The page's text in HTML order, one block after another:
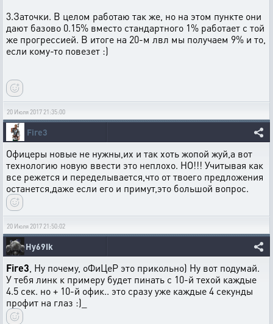
3.Заточки. В целом работаю так же, но на этом пункте они
дают базово 0.15% вместо стандартного 1% работает с той
же прогрессией. В итоге на 20-м лвл мы получаем 9% и то,
если кому-то повезет :)
20 Июля 2017 21:35:00
Fire3
Офицеры новые не нужны,их и так хоть жопой жуй,а вот
технологию новую ввести это неплохо. НО!!! Учитывая как
все режется и переделывается,что от твоего предложения
останется,даже если его и примут,это большой вопрос.
20 Июля 2017 21:50:02
Hy69Ik
Fire3 , Ну почему, оФиЦеР это прикольно) Ну вот подумай.
У тебя линк к примеру будет пинать с 10-й техой каждые
4.5 сек. но + 10-й офик.. это сразу уже каждые 4 секунды
профит на глаз :)_